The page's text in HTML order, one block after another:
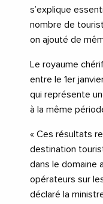
s’explique
nombre de
on ajouté de
Le royaume
entre le 1er
qui représente
à la même
« Ces résultats
destination
dans le domaine
opérateurs sur
déclaré la